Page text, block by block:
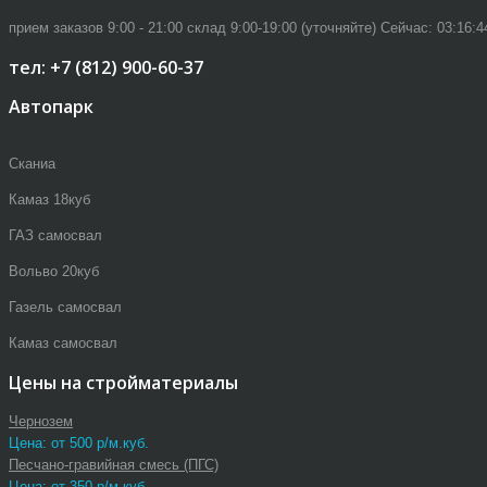
прием заказов 9:00 - 21:00 склад 9:00-19:00 (уточняйте) Сейчас:
тел: +7 (812) 900-60-37
Автопарк
Сканиа
Камаз 18куб
ГАЗ самосвал
Вольво 20куб
Газель самосвал
Камаз самосвал
Цены на стройматериалы
Чернозем
Цена: от 500 р/м.куб.
Песчано-гравийная смесь (ПГС)